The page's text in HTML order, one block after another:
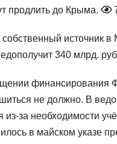
продлить до Крыма.
источник
340 млрд.
финансирования
не должно. В
за необходимости
в майском указе